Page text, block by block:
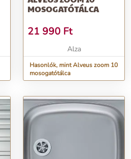
MOSOGATÓTÁLCA
21 990 Ft
Alza
Hasonlók, mint Alveus zoom 10
mosogatótálca